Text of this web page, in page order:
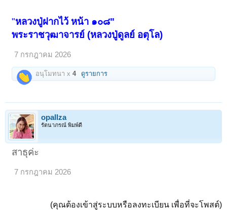
"หลวงปู่ฝากไว้ หน้า ๑๐๘"
พระราชวุฒาจารย์ (หลวงปู่ดูลย์ อตุโล)
7 กรกฎาคม 2026
อนุโมทนา x4 ดูรายการ
opallza
รัตนาภรณ์ พิมพ์ดี
สาธุค่ะ
7 กรกฎาคม 2026
(คุณต้องเข้าสู่ระบบหรือลงทะเบียน เพื่อที่จะโพสต์)